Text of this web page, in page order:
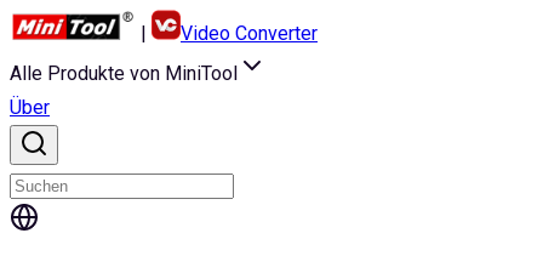
|
Video Converter
Alle Produkte von MiniTool
Über